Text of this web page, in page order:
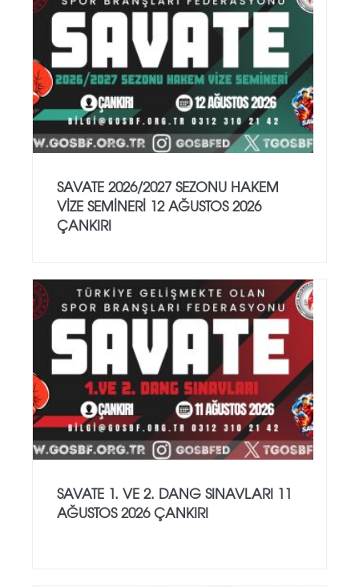
SAVATE 2026/2027 SEZONU HAKEM
VİZE SEMİNERİ 12 AĞUSTOS 2026
ÇANKIRI
SAVATE 1. VE 2. DANG SINAVLARI 11
AĞUSTOS 2026 ÇANKIRI